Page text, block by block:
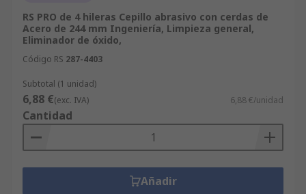
RS PRO de 4 hileras Cepillo abrasivo con cerdas de
Acero de 244 mm Ingeniería, Limpieza general,
Eliminador de óxido,
Código RS 287-4403
Subtotal (1 unidad)
6,88 €(exc. IVA) 6,88 €/unidad
Cantidad
Añadir